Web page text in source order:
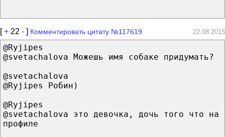
[+ 22 - ] Комментировать цитату №117619 22.08.2015
@Ryjipes
@svetachalova Можешь имя собаке придумать?
@svetachalova
@Ryjipes Робин)
@Ryjipes
@svetachalova это девочка, дочь того что на
профиле